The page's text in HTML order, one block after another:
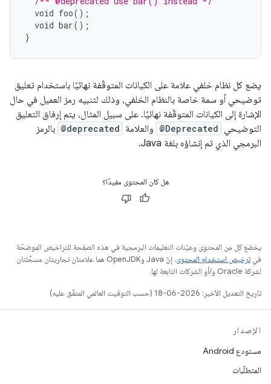
void foo();
void bar();
}
يضع كل نظام خلفي علامة على الكيانات المتوقّفة نهائيًا باستخدام تعليق
توضيحي أو سمة خاصة بالنظام الخلفي، وذلك لتنبيه رمز العميل في حال
الإشارة إلى الكيانات المتوقّفة نهائيًا. على سبيل المثال، يتم إرفاق التعليق
التوضيحي @Deprecated والعلامة @deprecated بالرمز
البرمجي الذي تم إنشاؤه بلغة Java.
هل كان المحتوى مفيدًا؟
يخضع كل من المحتوى وعيّنات التعليمات البرمجية في هذه الصفحة للتراخيص الموضحّة
فيترخيص استخدام المحتوى
. إنّ Java وOpenJDK هما علامتان تجاريتان مسجَّلتان
لشركة Oracle و/أو الشركات التابعة لها.
تاريخ التعديل الأخير: 2026-06-18 (حسب التوقيت العالمي المتفَّق عليه)
الإصدار
مستودع Android
المتطلّبات